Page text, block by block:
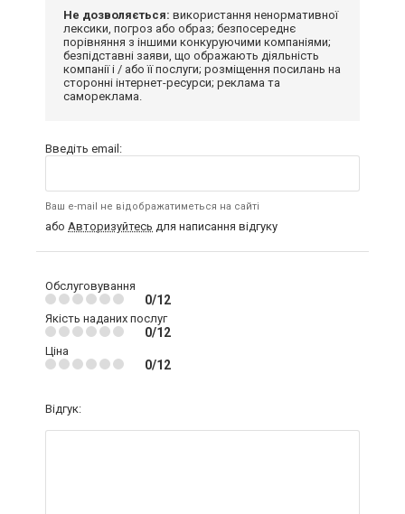
Не дозволяється: використання ненормативної
лексики, погроз або образ; безпосереднє
порівняння з іншими конкуруючими компаніями;
безпідставні заяви, що ображають діяльність
компанії і / або її послуги; розміщення посилань на
сторонні інтернет-ресурси; реклама та
самореклама.
Введіть email:
Ваш e-mail не відображатиметься на сайті
або Авторизуйтесь для написання відгуку
Обслуговування
0/12
Якість наданих послуг
0/12
Ціна
0/12
Відгук: